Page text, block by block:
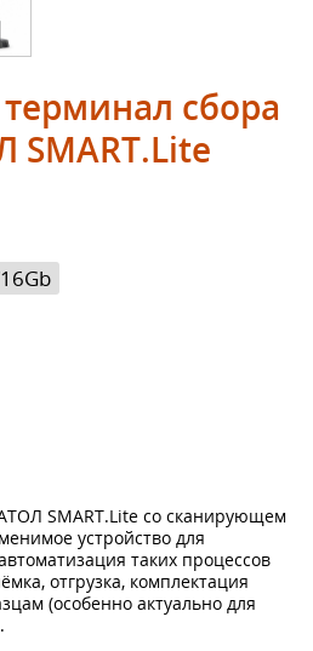
сбора
SMART.Lite со сканирующем
устройство для
таких процессов
отгрузка, комплектация
(особенно актуально для